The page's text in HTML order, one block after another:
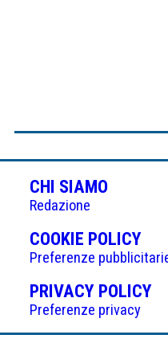
CHI SIAMO
Redazione
COOKIE POLICY
IN
UNA
Preferenze
PRIVACY POLICY
Preferenze privacy